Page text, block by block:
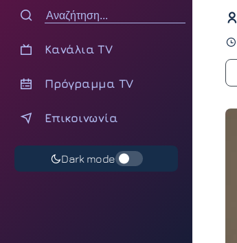
Κανάλια TV
Πρόγραμμα TV
Επικοινωνία
Dark mode